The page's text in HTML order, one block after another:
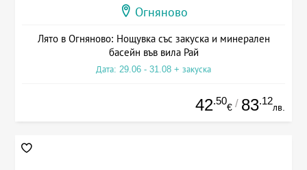
Огняново
Лято в Огняново: Нощувка със закуска и минерален
басейн във вила Рай
Дата: 29.06 - 31.08 + закуска
42.50
€ / 83.12
лв.